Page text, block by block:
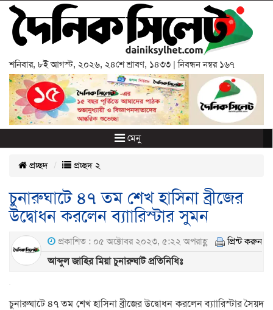
শনিবার, ৮ই আগস্ট, ২০২৬, ২৪শে শ্রাবণ, ১৪৩৩ | নিবন্ধন নম্বর ১৬৭
মেনু
প্রচ্ছদ প্রচ্ছদ ২
চুনারুঘাটে ৪৭ তম শেখ হাসিনা ব্রীজের
উদ্বোধন করলেন ব্যাারিস্টার সুমন
প্রকাশিত : ০৫ অক্টোবর ২০২৩, ৫:২২ অপরাহ্ণ প্রিন্ট করুন
আব্দুল জাহির মিয়া চুনারুঘাট প্রতিনিধিঃ
চুনারুঘাটে ৪৭ তম শেখ হাসিনা ব্রীজের উদ্বোধন করলেন ব্যাারিস্টার সৈয়দ